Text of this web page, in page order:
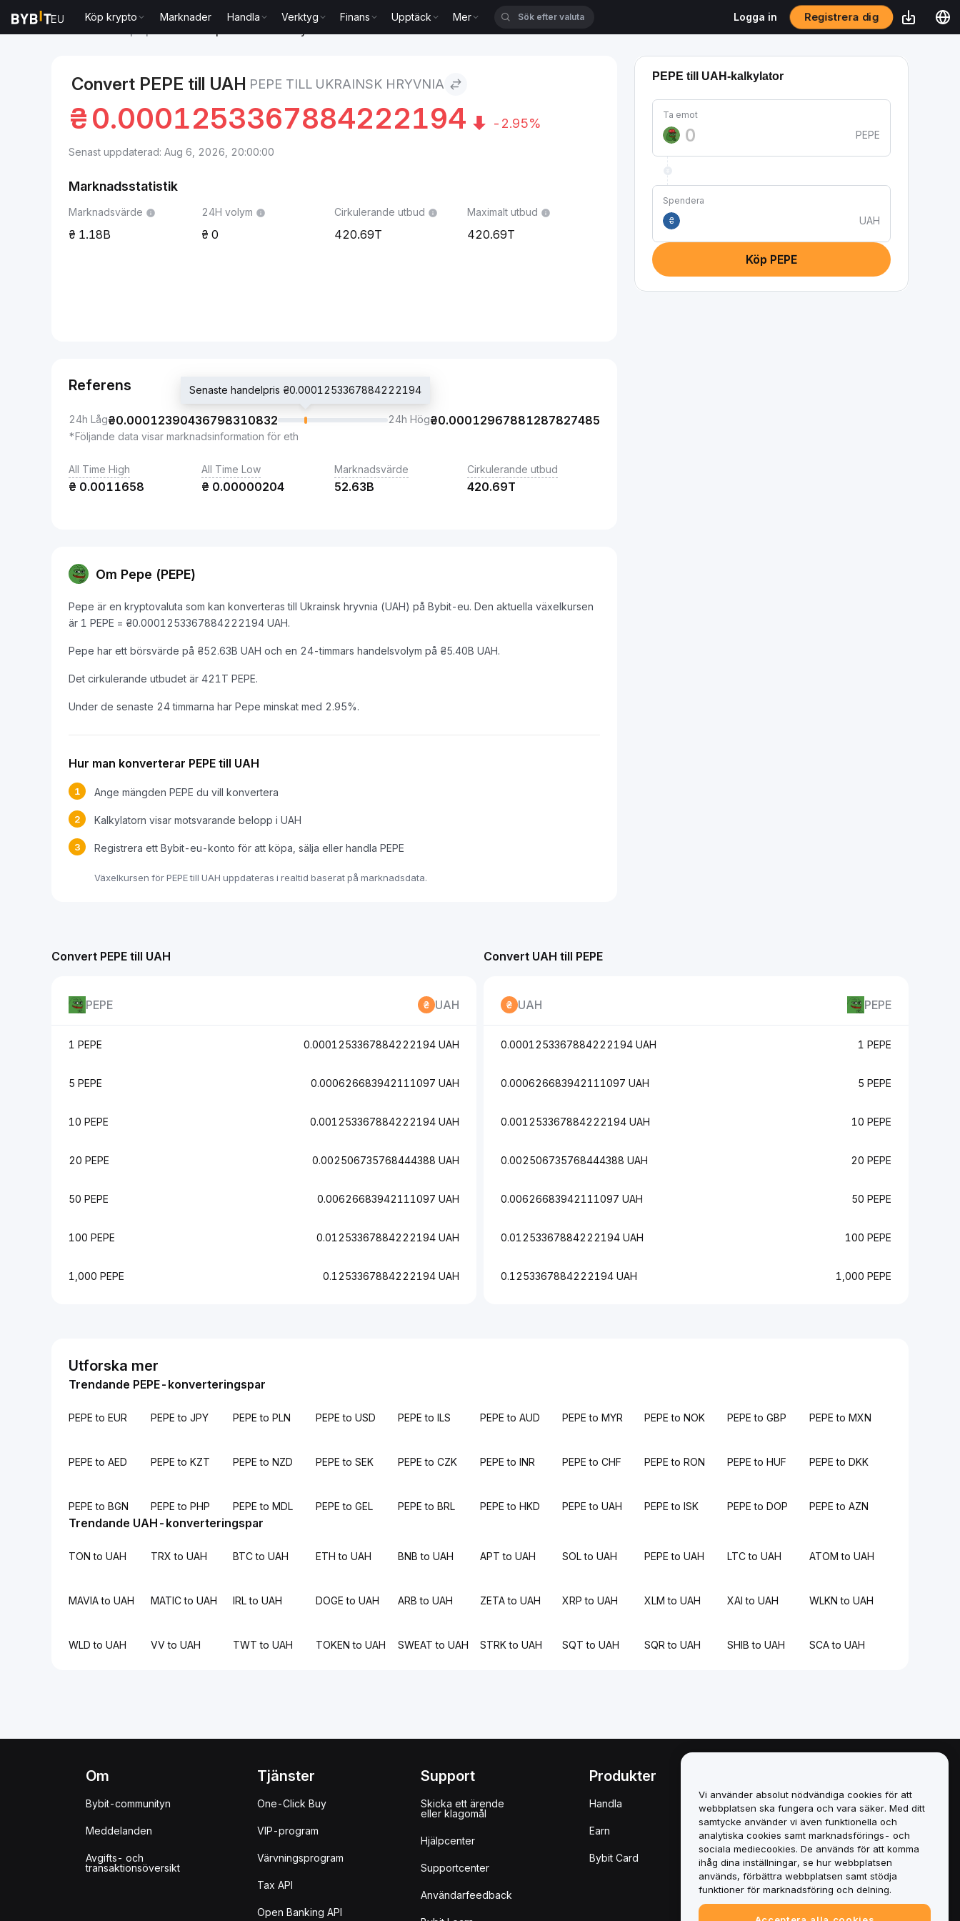
Köp krypto Marknader Handla Verktyg Finans Upptäck Mer Logga in Registrera dig
Convert PEPE till UAH PEPE TILL UKRAINSK HRYVNIA
₴0.0001253367884222194 -2.95%
Senast uppdaterad: Aug 6, 2026, 20:00:00
Marknadsstatistik
Marknadsvärde
1.18B
24H volym
0
Cirkulerande utbud
420.69T
Maximalt utbud
420.69T
Referens
24h Låg₴0.00012390436798310832
Senaste handelpris ₴0.0001253367884222194
24h Hög₴0.00012967881287827485
*Följande data visar marknadsinformation för eth
All Time High
₴ 0.0011658
All Time Low
₴ 0.00000204
Marknadsvärde
52.63B
Cirkulerande utbud
420.69T
Om Pepe (PEPE)
Pepe är en kryptovaluta som kan konverteras till Ukrainsk hryvnia (UAH) på Bybit-eu. Den aktuella växelkursen
är 1 PEPE = ₴0.0001253367884222194 UAH.
Pepe har ett börsvärde på ₴52.63B UAH och en 24-timmars handelsvolym på ₴5.40B UAH.
Det cirkulerande utbudet är 421T PEPE.
Under de senaste 24 timmarna har Pepe minskat med 2.95%.
Hur man konverterar PEPE till UAH
1 Ange mängden PEPE du vill konvertera
2 Kalkylatorn visar motsvarande belopp i UAH
3 Registrera ett Bybit-eu-konto för att köpa, sälja eller handla PEPE
Växelkursen för PEPE till UAH uppdateras i realtid baserat på marknadsdata.
PEPE till UAH-kalkylator
Ta emot
PEPE
Spendera
₴
UAH
Köp PEPE
Convert PEPE till UAH
PEPE UAH
1 PEPE 0.0001253367884222194 UAH
5 PEPE 0.000626683942111097 UAH
10 PEPE 0.001253367884222194 UAH
20 PEPE 0.002506735768444388 UAH
50 PEPE 0.00626683942111097 UAH
100 PEPE 0.01253367884222194 UAH
1,000 PEPE 0.1253367884222194 UAH
Convert UAH till PEPE
UAH PEPE
0.0001253367884222194 UAH 1 PEPE
0.000626683942111097 UAH 5 PEPE
0.001253367884222194 UAH 10 PEPE
0.002506735768444388 UAH 20 PEPE
0.00626683942111097 UAH 50 PEPE
0.01253367884222194 UAH 100 PEPE
0.1253367884222194 UAH 1,000 PEPE
Utforska mer
Trendande PEPE-konverteringspar
PEPE to EUR PEPE to JPY PEPE to PLN PEPE to USD PEPE to ILS PEPE to AUD PEPE to MYR PEPE to NOK PEPE to GBP PEPE to MXN
PEPE to AED PEPE to KZT PEPE to NZD PEPE to SEK PEPE to CZK PEPE to INR PEPE to CHF PEPE to RON PEPE to HUF PEPE to DKK
PEPE to BGN PEPE to PHP PEPE to MDL PEPE to GEL PEPE to BRL PEPE to HKD PEPE to UAH PEPE to ISK PEPE to DOP PEPE to AZN
Trendande UAH-konverteringspar
TON to UAH TRX to UAH BTC to UAH ETH to UAH BNB to UAH APT to UAH SOL to UAH PEPE to UAH LTC to UAH ATOM to UAH
MAVIA to UAH MATIC to UAH IRL to UAH DOGE to UAH ARB to UAH ZETA to UAH XRP to UAH XLM to UAH XAI to UAH WLKN to UAH
WLD to UAH VV to UAH TWT to UAH TOKEN to UAH SWEAT to UAH STRK to UAH SQT to UAH SQR to UAH SHIB to UAH SCA to UAH
Om
Bybit-communityn
Meddelanden
Avgifts- och
transaktionsöversikt
Tjänster
One-Click Buy
VIP-program
Värvningsprogram
Tax API
Open Banking API
Support
Skicka ett ärende
eller klagomål
Hjälpcenter
Supportcenter
Användarfeedback
Produkter
Handla
Earn
Bybit Card
Policy för intressekonflikter
Sammanfattning av policyn
för depåförvaring och
administration
ESG-information
Crypto-Asset White Papers
Vi använder absolut nödvändiga cookies för att
webbplatsen ska fungera och vara säker. Med ditt
samtycke använder vi även funktionella och
analytiska cookies samt marknadsförings- och
sociala mediecookies. De används för att komma
ihåg dina inställningar, se hur webbplatsen
används, förbättra webbplatsen samt stödja
funktioner för marknadsföring och delning.